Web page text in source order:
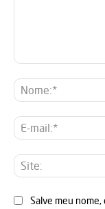
Salve meu